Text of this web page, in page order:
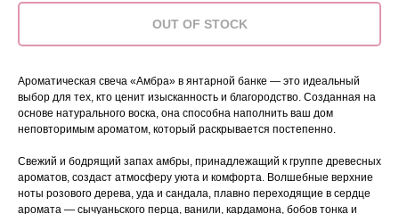
OUT OF STOCK
Ароматическая свеча «Амбра» в янтарной банке — это идеальный
выбор для тех, кто ценит изысканность и благородство. Созданная на
основе натурального воска, она способна наполнить ваш дом
неповторимым ароматом, который раскрывается постепенно.
Свежий и бодрящий запах амбры, принадлежащий к группе древесных
ароматов, создаст атмосферу уюта и комфорта. Волшебные верхние
ноты розового дерева, уда и сандала, плавно переходящие в сердце
аромата — сычуаньского перца, ванили, кардамона, бобов тонка и